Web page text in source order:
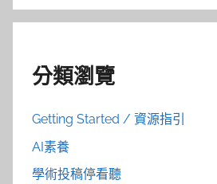
分類瀏覽
Getting Started / 資源指引
AI素養
學術投稿停看聽